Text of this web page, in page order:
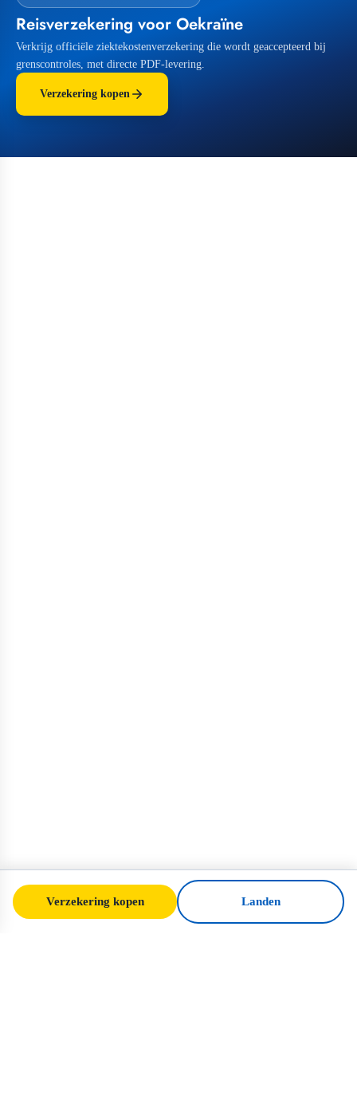
Reisverzekering voor Oekraïne
Verkrijg officiële ziektekostenverzekering die wordt geaccepteerd bij
grenscontroles, met directe PDF-levering.
Verzekering kopen
Verzekering kopen Landen